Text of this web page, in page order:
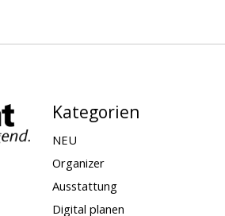
Kategorien
NEU
Organizer
Ausstattung
Digital planen